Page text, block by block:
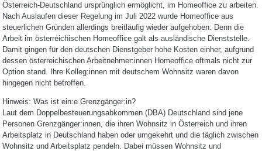
Österreich-Deutschland ursprünglich ermöglicht, im Homeoffice zu arbeiten.
Nach Auslaufen dieser Regelung im Juli 2022 wurde Homeoffice aus
steuerlichen Gründen allerdings breitläufig wieder aufgehoben. Denn die
Arbeit im österreichischen Homeoffice galt als ausländische Dienststelle.
Damit gingen für den deutschen Dienstgeber hohe Kosten einher, aufgrund
dessen österreichischen Arbeitnehmer:innen Homeoffice oftmals nicht zur
Option stand. Ihre Kolleg:innen mit deutschem Wohnsitz waren davon
hingegen nicht betroffen.
Hinweis: Was ist ein:e Grenzgänger:in?
Laut dem Doppelbesteuerungsabkommen (DBA) Deutschland sind jene
Personen Grenzgänger:innen, die ihren Wohnsitz in Österreich und ihren
Arbeitsplatz in Deutschland haben oder umgekehrt und die täglich zwischen
Wohnsitz und Arbeitsplatz pendeln. Dabei müssen Wohnsitz und